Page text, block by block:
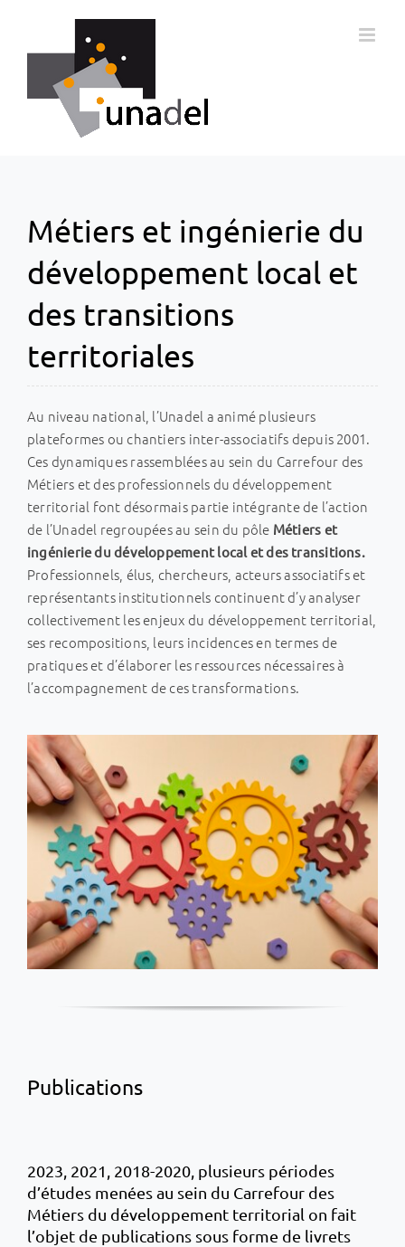
contenu
Métiers et ingénierie du
développement local et
des transitions
territoriales
Au niveau national, l’Unadel a animé plusieurs
plateformes ou chantiers inter-associatifs depuis 2001.
Ces dynamiques rassemblées au sein du Carrefour des
Métiers et des professionnels du développement
territorial font désormais partie intégrante de l’action
de l’Unadel regroupées au sein du pôle Métiers et
ingénierie du développement local et des transitions.
Professionnels, élus, chercheurs, acteurs associatifs et
représentants institutionnels continuent d’y analyser
collectivement les enjeux du développement territorial,
ses recompositions, leurs incidences en termes de
pratiques et d’élaborer les ressources nécessaires à
l’accompagnement de ces transformations.
Publications
2023, 2021, 2018-2020, plusieurs périodes
d’études menées au sein du Carrefour des
Métiers du développement territorial on fait
l’objet de publications sous forme de livrets